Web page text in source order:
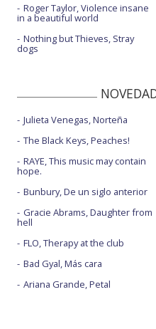
Roger Taylor, Violence insane
in a beautiful world
Nothing but Thieves, Stray
dogs
Julieta Venegas, Norteña
The Black Keys, Peaches!
RAYE, This music may contain
hope.
Bunbury, De un siglo anterior
Gracie Abrams, Daughter from
hell
FLO, Therapy at the club
Bad Gyal, Más cara
Ariana Grande, Petal